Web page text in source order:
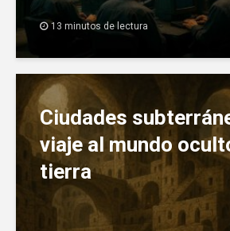
13 minutos de lectura
Ciudades
viaje al mundo
tierra